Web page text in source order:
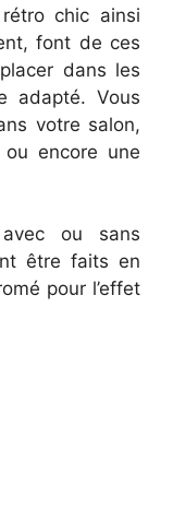
chic ainsi
font de ces
dans les
adapté. Vous
votre salon,
encore une
ou sans
être faits en
pour l’effet